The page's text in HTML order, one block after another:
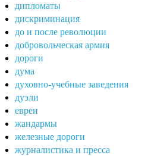
дипломаты
дискриминация
до и после революции
добровольческая армия
дороги
дума
духовно-учебные заведения
дуэли
евреи
жандармы
железные дороги
журналистика и пресса